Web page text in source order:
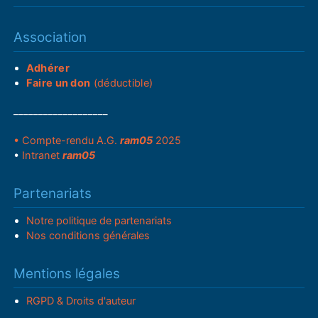
Association
Adhérer
Faire un don (déductible)
• Compte-rendu A.G.ram05 2025
• Intranetram05
Partenariats
Notre politique de partenariats
Nos conditions générales
Mentions légales
RGPD & Droits d'auteur